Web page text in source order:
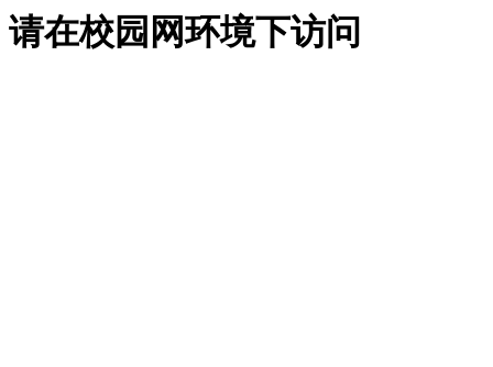
请在校园网环境下访问